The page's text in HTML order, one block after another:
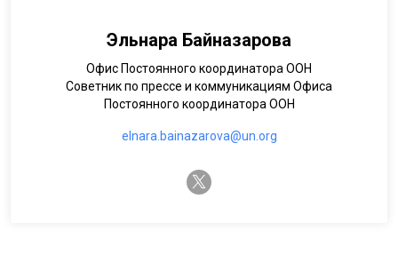
Эльнара Байназарова
Офис Постоянного координатора ООН
Советник по прессе и коммуникациям Офиса
Постоянного координатора ООН
elnara.bainazarova@un.org
twitter-x